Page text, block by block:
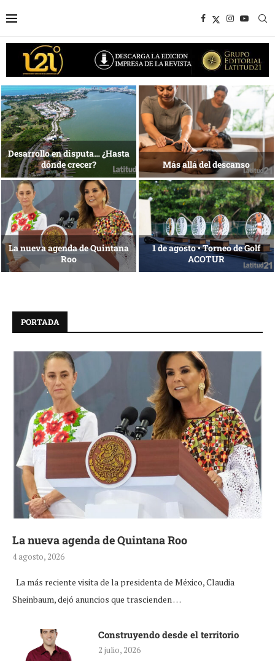
1 al 28 de agosto •
Fundación Isleña
Energía que Impulsa la
competitividad
Reconocimiento de viajeros La esencia del servicio
PORTADA
La nueva agenda de Quintana Roo
4 agosto, 2026
La más reciente visita de la presidenta de México, Claudia
Sheinbaum, dejó anuncios que trascienden …
Construyendo desde el territorio
2 julio, 2026